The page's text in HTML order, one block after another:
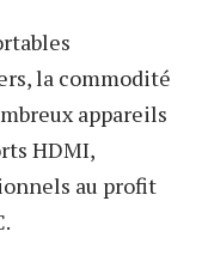
la commodité
appareils
HDMI,
au profit